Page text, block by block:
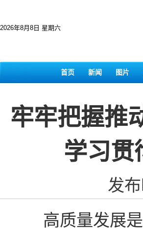
2026年8月8日 星期六
首页 新闻 图片
牢牢把握推
学习贯
发
高质量发展是